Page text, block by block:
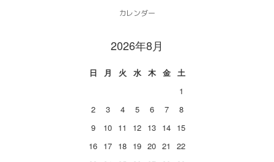
カレンダー
2026年8月
日 月 火 水 木 金
土
1
2
3 4 5 6 7
8
9
10 11 12 13 14 15
16 17 18 19 20 21
22